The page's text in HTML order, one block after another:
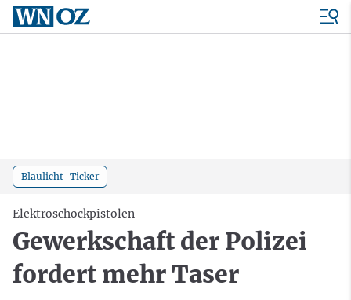
Blaulicht-Ticker
Elektroschockpistolen
Gewerkschaft der Polizei
fordert mehr Taser